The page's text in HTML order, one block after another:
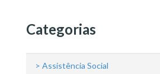
Categorias
> Assistência Social